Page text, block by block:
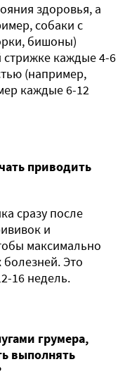
здоровья, а
собаки с
бишоны)
каждые 4-6
(например,
каждые 6-12
приводить
сразу после
и
максимально
Это
16 недель.
грумера,
выполнять